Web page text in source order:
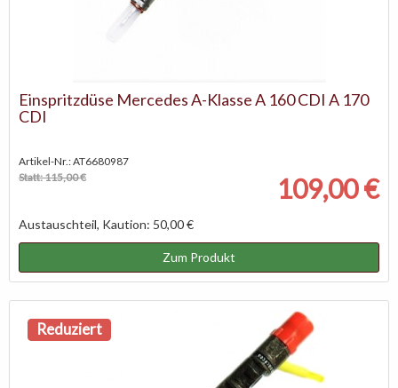
Einspritzdüse Mercedes A-Klasse A 160 CDI A 170
CDI
Artikel-Nr.: AT6680987
Statt: 115,00 €
109,00 €
Austauschteil, Kaution: 50,00 €
Zum Produkt
Reduziert